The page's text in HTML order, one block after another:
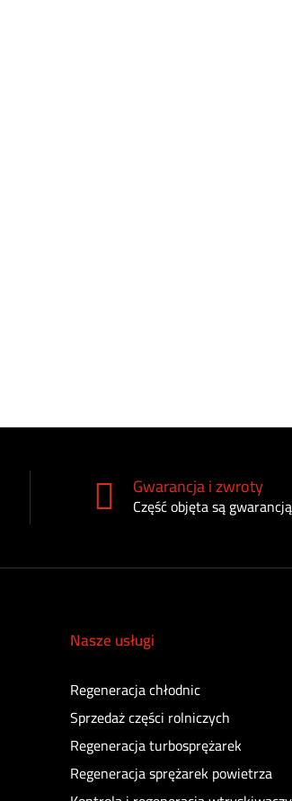
Gwarancja i zwroty
Część objęta są gwarancją
Nasze usługi
Regeneracja chłodnic
Sprzedaż części rolniczych
Regeneracja turbosprężarek
Regeneracja sprężarek powietrza